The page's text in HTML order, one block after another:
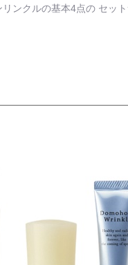
ンクルの基本4点の セッ